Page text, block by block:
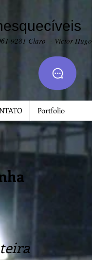
1 9281 Claro - Victor Hugo
Portfolio